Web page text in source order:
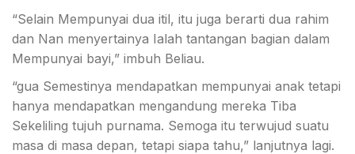
“Selain Mempunyai dua itil, itu juga berarti dua rahim
dan Nan menyertainya Ialah tantangan bagian dalam
Mempunyai bayi,” imbuh Beliau.
“gua Semestinya mendapatkan mempunyai anak tetapi
hanya mendapatkan mengandung mereka Tiba
Sekeliling tujuh purnama. Semoga itu terwujud suatu
masa di masa depan, tetapi siapa tahu,” lanjutnya lagi.